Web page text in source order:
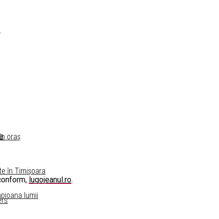
oraș
în Timișoara
lumii
lugojeanul.ro.